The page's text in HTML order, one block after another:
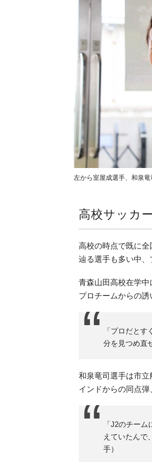
左から室屋成選手、和泉
高校サッカ
高校の時点で既に
辿る選手も多い中、
青森山田高校在学
プロチームからの誘
「プロだと
分を見つめ直
和泉竜司選手は市
インドからの同点弾
「J2のチー
えていたんで
手）